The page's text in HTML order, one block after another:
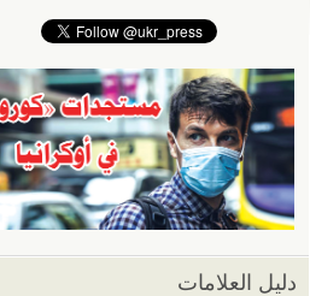
دليل العلامات